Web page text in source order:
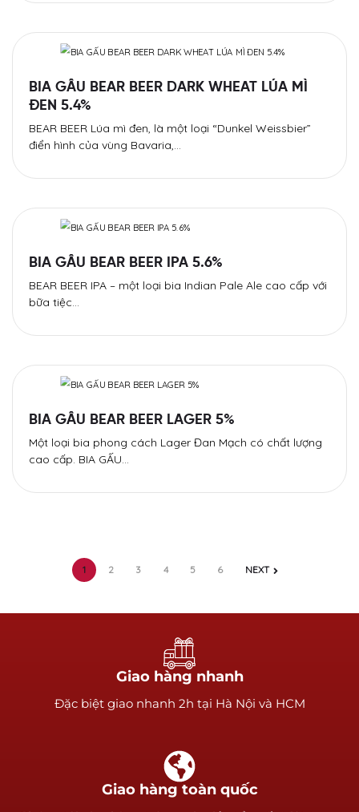
BIA GẤU BEAR BEER DARK WHEAT LÚA MÌ
ĐEN 5.4%
BEAR BEER Lúa mì đen, là một loại “Dunkel Weissbier”
điển hình của vùng Bavaria,…
BIA GẤU BEAR BEER IPA 5.6%
BEAR BEER IPA – một loại bia Indian Pale Ale cao cấp với
bữa tiệc…
BIA GẤU BEAR BEER LAGER 5%
Một loại bia phong cách Lager Đan Mạch có chất lượng
cao cấp. BIA GẤU…
1 2 3 4 5 6 NEXT
Giao hàng nhanh
Ðặc biệt giao nhanh 2h tại Hà Nội và HCM
Giao hàng toàn quốc